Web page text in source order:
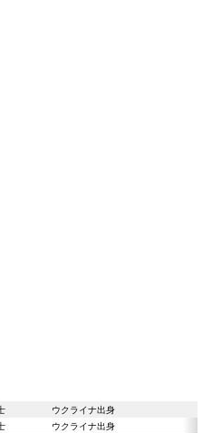
ウクライナ出身
ウクライナ出身